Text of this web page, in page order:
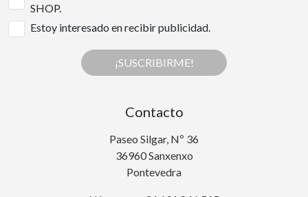
SHOP.
Estoy interesado en recibir publicidad.
¡SUSCRIBIRME!
Contacto
Paseo Silgar, Nº 36
36960 Sanxenxo
Pontevedra